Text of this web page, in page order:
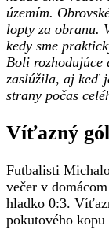
územím.
lopty za obranu.
kedy sme
Boli rozhodujúce
zaslúžila, aj keď
strany počas
Víťazný
Futbalisti
večer v
hladko 0:3.
pokutového